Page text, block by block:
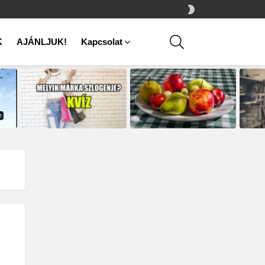
SKIN
AJÁNLJUK! Kapcsolat